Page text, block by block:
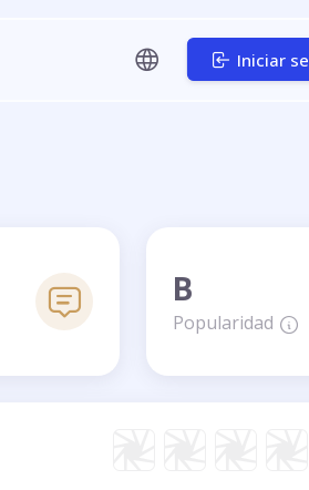
Iniciar
B
Popularidad